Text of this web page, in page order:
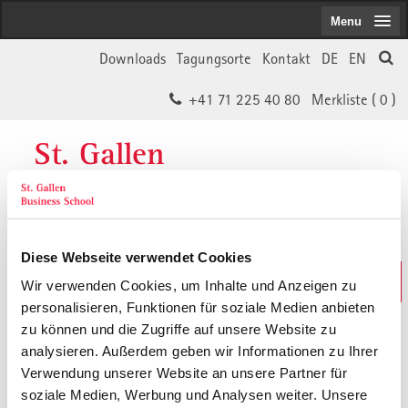
Diese Webseite verwendet Cookies
Wir verwenden Cookies, um Inhalte und Anzeigen zu
personalisieren, Funktionen für soziale Medien anbieten
zu können und die Zugriffe auf unsere Website zu
analysieren. Außerdem geben wir Informationen zu Ihrer
Verwendung unserer Website an unsere Partner für
soziale Medien, Werbung und Analysen weiter. Unsere
EN
DE
Kontakt
Tagungsorte
Downloads
Merkliste ( 0 )
+41 71 225 40 80
St. Gallen
Business School
Weiterbildungs-Suche
In 30 Sekunden das Passende finden
Menu
Der von Ihnen gesuchte Inhalt ist